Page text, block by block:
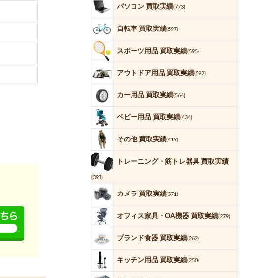
パソコン 買取実績(773)
自転車 買取実績(597)
スポーツ用品 買取実績(595)
アウトドア用品 買取実績(592)
カー用品 買取実績(564)
ベビー用品 買取実績(434)
その他 買取実績(419)
トレーニング・筋トレ器具 買取実績
(393)
カメラ 買取実績(371)
オフィス家具・OA機器 買取実績(279)
ブランド食器 買取実績(262)
キッチン用品 買取実績(250)